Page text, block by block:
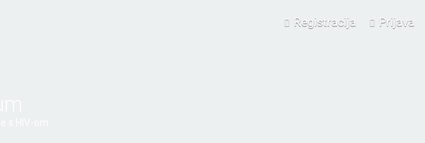
Prijava
Registracija